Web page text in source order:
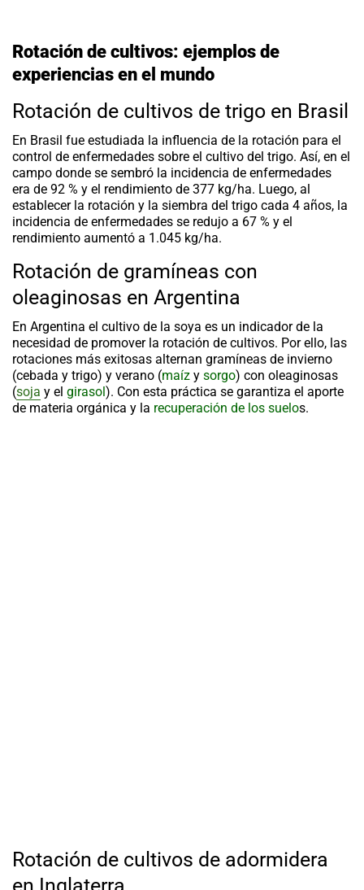
Rotación de cultivos: ejemplos de
experiencias en el mundo
Rotación de cultivos de trigo en Brasil
En Brasil fue estudiada la influencia de la rotación para el
control de enfermedades sobre el cultivo del trigo. Así, en el
campo donde se sembró la incidencia de enfermedades
era de 92 % y el rendimiento de 377 kg/ha. Luego, al
establecer la rotación y la siembra del trigo cada 4 años, la
incidencia de enfermedades se redujo a 67 % y el
rendimiento aumentó a 1.045 kg/ha.
Rotación de gramíneas con
oleaginosas en Argentina
En Argentina el cultivo de la soya es un indicador de la
necesidad de promover la rotación de cultivos. Por ello, las
rotaciones más exitosas alternan gramíneas de invierno
(cebada y trigo) y verano (maíz y sorgo) con oleaginosas
(soja y el girasol ). Con esta práctica se garantiza el aporte
de materia orgánica y la recuperación de los suelos.
Rotación de cultivos de adormidera